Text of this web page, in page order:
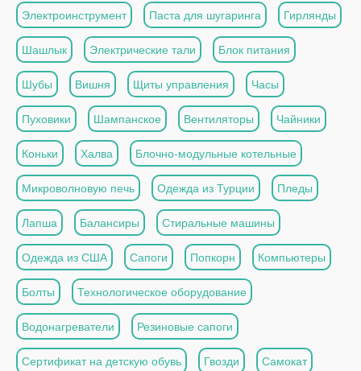
Электроинструмент Паста для шугаринга Гирлянды
Шашлык Электрические тали Блок питания
Шубы Вишня Щиты управления Часы
Пуховики Шампанское Вентиляторы Чайники
Коньки Халва Блочно-модульные котельные
Микроволновую печь Одежда из Турции Пледы
Лапша Балансиры Стиральные машины
Одежда из США Сапоги Попкорн Компьютеры
Болты Технологическое оборудование
Водонагреватели Резиновые сапоги
Сертификат на детскую обувь Гвозди Самокат